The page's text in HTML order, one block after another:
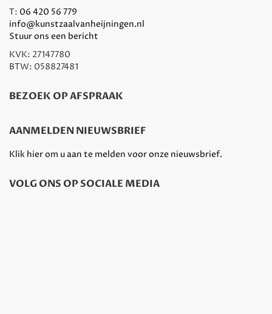
T: 06 420 56 779
info@kunstzaalvanheijningen.nl
Stuur ons een bericht
KVK: 27147780
BTW: 058827481
BEZOEK OP AFSPRAAK
AANMELDEN NIEUWSBRIEF
Klik hier om u aan te melden voor onze nieuwsbrief.
VOLG ONS OP SOCIALE MEDIA